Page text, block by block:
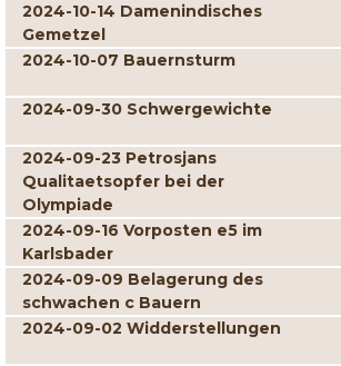
2024-10-14 Damenindisches
Gemetzel
2024-10-07 Bauernsturm
2024-09-30 Schwergewichte
2024-09-23 Petrosjans
Qualitaetsopfer bei der
Olympiade
2024-09-16 Vorposten e5 im
Karlsbader
2024-09-09 Belagerung des
schwachen c Bauern
2024-09-02 Widderstellungen